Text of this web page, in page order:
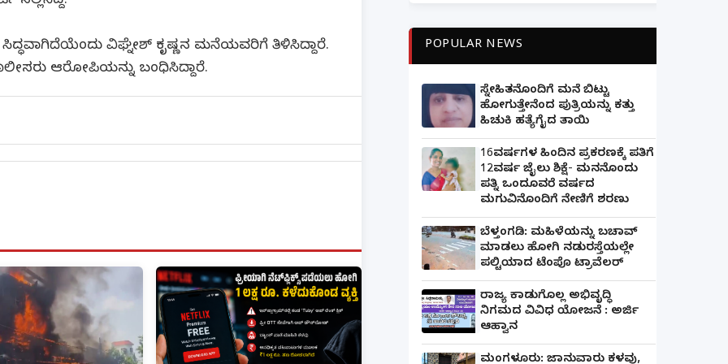
ವಿಘ್ನೇಶ್ ಕೃಷ್ಣನ ಮನೆಯವರಿಗೆ ತಿಳಿಸಿದ್ದಾರೆ.
ಆರೋಪಿಯನ್ನು ಬಂಧಿಸಿದ್ದಾರೆ.
POPULAR NEWS
ಸ್ನೇಹಿತನೊಂದಿಗೆ ಮನೆ ಬಿಟ್ಟು
ಹೋಗುತ್ತೇನೆಂದ ಪುತ್ರಿಯನ್ನು ಕತ್ತು
ಹಿಚುಕಿ ಹತ್ಯೆಗೈದ ತಾಯಿ
16ವರ್ಷಗಳ ಹಿಂದಿನ ಪ್ರಕರಣಕ್ಕೆ ಪತಿಗೆ
12ವರ್ಷ ಜೈಲು ಶಿಕ್ಷೆ- ಮನನೊಂದು
ಪತ್ನಿ ಒಂದೂವರೆ ವರ್ಷದ
ಮಗುವಿನೊಂದಿಗೆ ನೇಣಿಗೆ ಶರಣು
ಬೆಳ್ತಂಗಡಿ: ಮಹಿಳೆಯನ್ನು ಬಚಾವ್
ಮಾಡಲು ಹೋಗಿ ನಡುರಸ್ತೆಯಲ್ಲೇ
ಪಲ್ಟಿಯಾದ ಟೆಂಪೊ ಟ್ರಾವೆಲರ್
ರಾಜ್ಯ ಕಾಡುಗೊಲ್ಲ ಅಭಿವೃದ್ಧಿ
ನಿಗಮದ ವಿವಿಧ ಯೋಜನೆ : ಅರ್ಜಿ
ಆಹ್ವಾನ
ಮಂಗಳೂರು: ಜಾನುವಾರು ಕಳವು,